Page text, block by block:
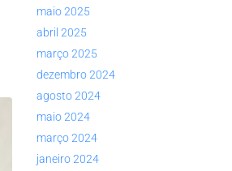
maio 2025
abril 2025
março 2025
dezembro 2024
agosto 2024
maio 2024
março 2024
janeiro 2024